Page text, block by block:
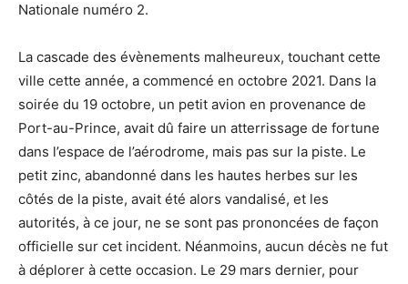
Nationale numéro 2.
La cascade des évènements malheureux, touchant cette
ville cette année, a commencé en octobre 2021. Dans la
soirée du 19 octobre, un petit avion en provenance de
Port-au-Prince, avait dû faire un atterrissage de fortune
dans l’espace de l’aérodrome, mais pas sur la piste. Le
petit zinc, abandonné dans les hautes herbes sur les
côtés de la piste, avait été alors vandalisé, et les
autorités, à ce jour, ne se sont pas prononcées de façon
officielle sur cet incident. Néanmoins, aucun décès ne fut
à déplorer à cette occasion. Le 29 mars dernier, pour